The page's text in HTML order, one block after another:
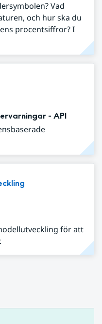
Vad
och hur ska du
procentsiffror? I
- API
för att